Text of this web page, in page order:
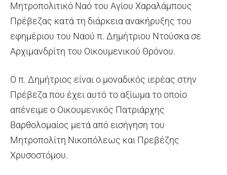
Μητροπολιτικό Ναό του Αγίου Χαραλάμπους
Πρέβεζας κατά τη διάρκεια ανακήρυξης του
εφημέριου του Ναού π. Δημήτριου Ντούσκα σε
Αρχιμανδρίτη του Οικουμενικού Θρόνου.
Ο π. Δημήτριος είναι ο μοναδικός ιερέας στην
Πρέβεζα που έχει αυτό το αξίωμα το οποίο
απένειμε ο Οικουμενικός Πατριάρχης
Βαρθολομαίος μετά από εισήγηση του
Μητροπολίτη Νικοπόλεως και Πρεβέζης
Χρυσοστόμου.